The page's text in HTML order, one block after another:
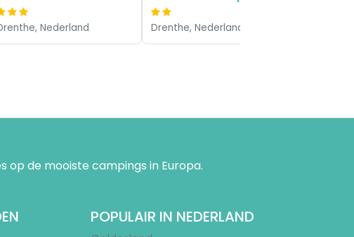
Nederland Drenthe, Nederland
de mooiste campings in Europa.
POPULAIR IN NEDERLAND